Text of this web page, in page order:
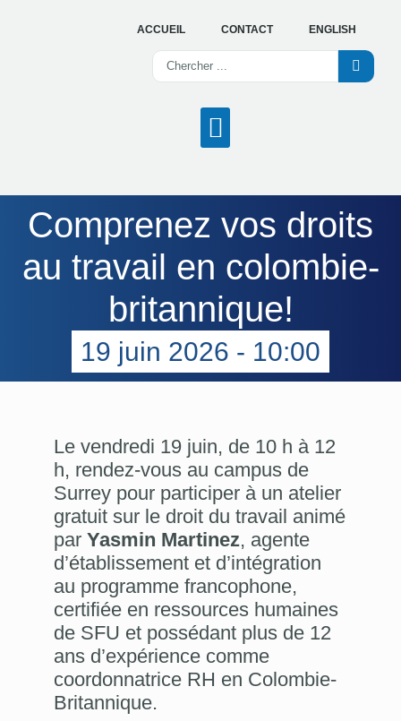
ACCUEIL CONTACT ENGLISH
Comprenez vos droits
au travail en colombie-
britannique!
19 juin 2026 - 10:00
Le vendredi 19 juin, de 10 h à 12
h, rendez-vous au campus de
Surrey pour participer à un atelier
gratuit sur le droit du travail animé
par Yasmin Martinez, agente
d’établissement et d’intégration
au programme francophone,
certifiée en ressources humaines
de SFU et possédant plus de 12
ans d’expérience comme
coordonnatrice RH en Colombie-
Britannique.